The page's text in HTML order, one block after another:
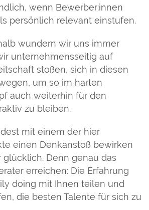
wenn Bewerber:innen
persönlich relevant einstufen.
wundern wir uns immer
unternehmensseitig auf
stoßen, sich in diesen
um so im harten
auch weiterhin für den
zu bleiben.
mit einem der hier
einen Denkanstoß bewirken
glücklich. Denn genau das
erreichen: Die Erfahrung
doing mit Ihnen teilen und
die besten Talente für sich zu